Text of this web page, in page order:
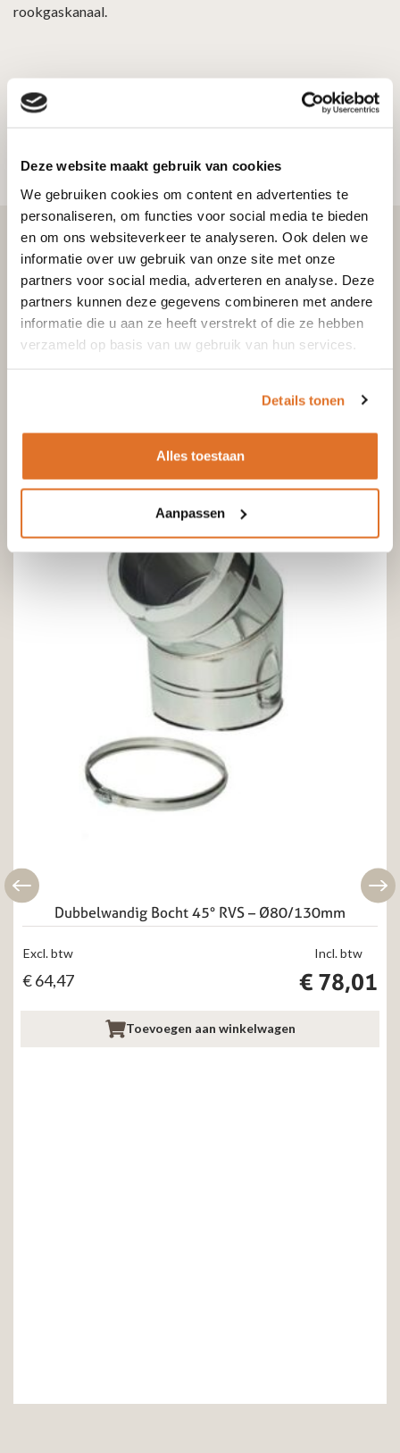
Deze website maakt gebruik van cookies
We gebruiken cookies om content en advertenties te
personaliseren, om functies voor social media te bieden
en om ons websiteverkeer te analyseren. Ook delen we
informatie over uw gebruik van onze site met onze
partners voor social media, adverteren en analyse. Deze
partners kunnen deze gegevens combineren met andere
informatie die u aan ze heeft verstrekt of die ze hebben
verzameld op basis van uw gebruik van hun services.
Details tonen
Alles toestaan
Aanpassen
rookgaskanaal.
Bekijk ook
Dubbelwandig Bocht 45° RVS – Ø80/130mm
Incl. btw
€ 78,01
Excl. btw
€64,47
Toevoegen aan winkelwagen